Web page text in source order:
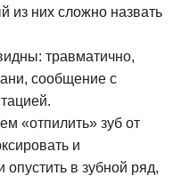
из них сложно назвать
травматично,
сообщение с
«отпилить» зуб от
и
опустить в зубной ряд,